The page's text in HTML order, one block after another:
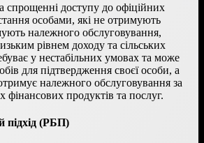
спрощенні доступу до офіційних
особами, які не отримують
належного обслуговування,
рівнем доходу та сільських
у нестабільних умовах та може
для підтвердження своєї особи, а
належного обслуговування за
продуктів та послуг.
підхід (РБП)